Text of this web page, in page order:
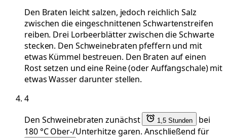
Den Braten leicht salzen, jedoch reichlich Salz
zwischen die eingeschnittenen Schwartenstreifen
reiben. Drei Lorbeerblätter zwischen die Schwarte
stecken. Den Schweinebraten pfeffern und mit
etwas Kümmel bestreuen. Den Braten auf einen
Rost setzen und eine Reine (oder Auffangschale) mit
etwas Wasser darunter stellen.
4
Den Schweinebraten zunächst
1,5 Stunden
bei
180 °C Ober-/Unterhitze garen. Anschließend für